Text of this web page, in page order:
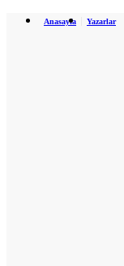
Anasayfa Yazarlar